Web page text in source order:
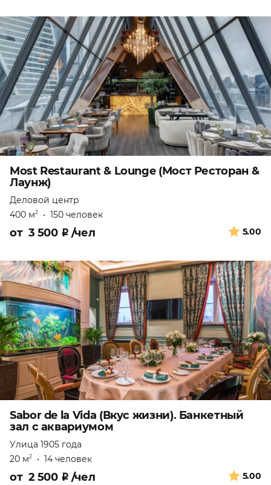
Most Restaurant & Lounge (Мост Ресторан &
Лаунж)
Деловой центр
400 м2 • 150 человек
5.00
от 3 500 ₽ /чел
Sabor de la Vida (Вкус жизни). Банкетный
зал с аквариумом
Улица 1905 года
20 м2 • 14 человек
5.00
от 2 500 ₽ /чел